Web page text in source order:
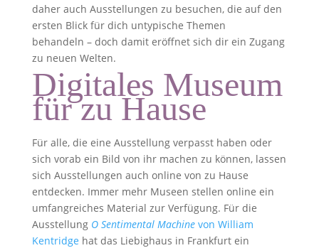
daher auch Ausstellungen zu besuchen, die auf den
ersten Blick für dich untypische Themen
behandeln – doch damit eröffnet sich dir ein Zugang
zu neuen Welten.
Digitales Museum
für zu Hause
Für alle, die eine Ausstellung verpasst haben oder
sich vorab ein Bild von ihr machen zu können, lassen
sich Ausstellungen auch online von zu Hause
entdecken. Immer mehr Museen stellen online ein
umfangreiches Material zur Verfügung. Für die
Ausstellung O Sentimental Machinevon William
Kentridge hat das Liebighaus in Frankfurt ein